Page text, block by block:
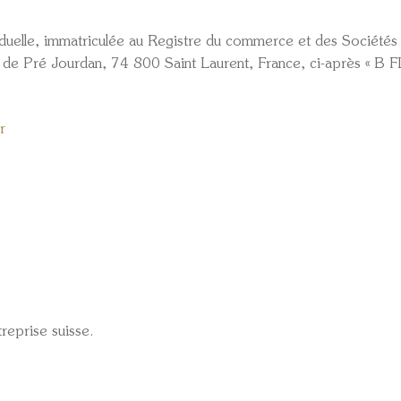
immatriculée au Registre du commerce et des
Pré Jourdan, 74 800 Saint Laurent, France, ci-après « B
suisse.